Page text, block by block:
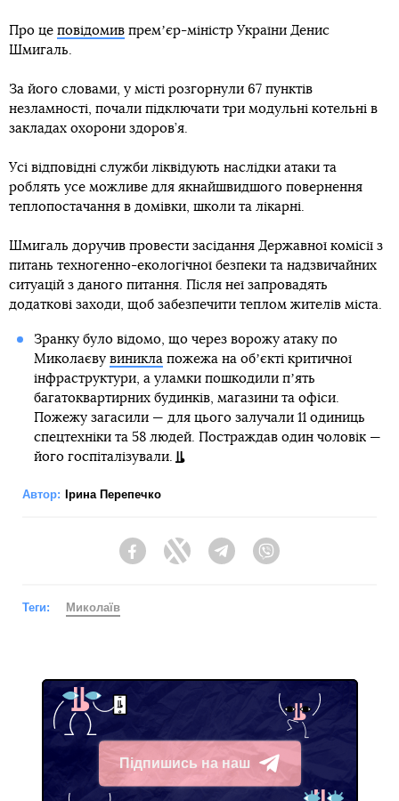
Про це повідомив премʼєр-міністр України Денис
Шмигаль.
За його словами, у місті розгорнули 67 пунктів
незламності, почали підключати три модульні котельні в
закладах охорони здоров’я.
Усі відповідні служби ліквідують наслідки атаки та
роблять усе можливе для якнайшвидшого повернення
теплопостачання в домівки, школи та лікарні.
Шмигаль доручив провести засідання Державної комісії з
питань техногенно-екологічної безпеки та надзвичайних
ситуацій з даного питання. Після неї запровадять
додаткові заходи, щоб забезпечити теплом жителів міста.
Зранку було відомо, що через ворожу атаку по
Миколаєву виниклапожежа на обʼєкті критичної
інфраструктури, а уламки пошкодили пʼять
багатоквартирних будинків, магазини та офіси.
Пожежу загасили — для цього залучали 11 одиниць
спецтехніки та 58 людей. Постраждав один чоловік —
його госпіталізували.
Автор: Ірина Перепечко
FacebookTwitter Telegram
Теги: Миколаїв
Підпишись на наш
Telegram